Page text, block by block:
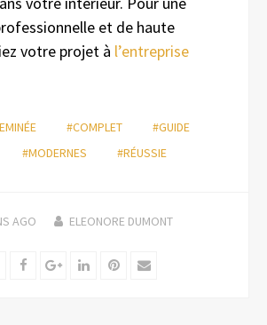
et de haute
votre projet à l’entreprise
#COMPLET
#GUIDE
#MODERNES #RÉUSSIE
AGO ELEONORE DUMONT
TwitterFacebookGoogle+LinkedInPinterest
Email